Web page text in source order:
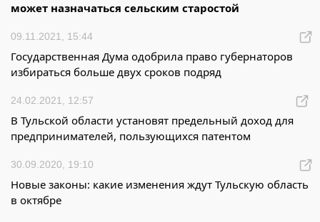
может назначаться сельским старостой
09.11.2021, 15:44
Государственная Дума одобрила право губернаторов
избираться больше двух сроков подряд
24.02.2021, 12:57
В Тульской области установят предельный доход для
предпринимателей, пользующихся патентом
30.09.2020, 19:10
Новые законы: какие изменения ждут Тульскую область
в октябре